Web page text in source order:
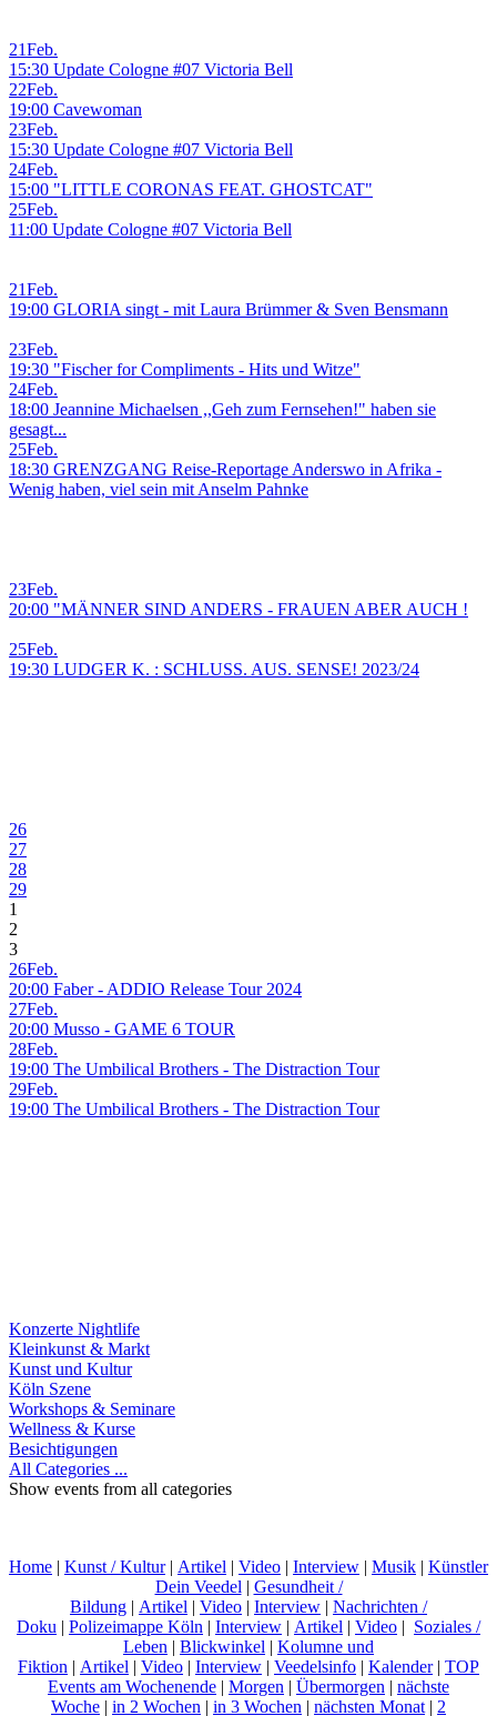
21Feb.
15:30 Update Cologne #07 Victoria Bell
22Feb.
19:00 Cavewoman
23Feb.
15:30 Update Cologne #07 Victoria Bell
24Feb.
15:00 "LITTLE CORONAS FEAT. GHOSTCAT"
25Feb.
11:00 Update Cologne #07 Victoria Bell
21Feb.
19:00 GLORIA singt - mit Laura Brümmer & Sven Bensmann
23Feb.
19:30 "Fischer for Compliments - Hits und Witze"
24Feb.
18:00 Jeannine Michaelsen ,,Geh zum Fernsehen!" haben sie
gesagt...
25Feb.
18:30 GRENZGANG Reise-Reportage Anderswo in Afrika -
Wenig haben, viel sein mit Anselm Pahnke
23Feb.
20:00 "MÄNNER SIND ANDERS - FRAUEN ABER AUCH !
25Feb.
19:30 LUDGER K. : SCHLUSS. AUS. SENSE! 2023/24
26
27
28
29
1
2
3
26Feb.
20:00 Faber - ADDIO Release Tour 2024
27Feb.
20:00 Musso - GAME 6 TOUR
28Feb.
19:00 The Umbilical Brothers - The Distraction Tour
29Feb.
19:00 The Umbilical Brothers - The Distraction Tour
Konzerte Nightlife
Kleinkunst & Markt
Kunst und Kultur
Köln Szene
Workshops & Seminare
Wellness & Kurse
Besichtigungen
All Categories ...
Show events from all categories
Home | Kunst / Kultur| Artikel | Video | Interview | Musik | Künstler
Dein Veedel | Gesundheit /
Bildung | Artikel | Video | Interview | Nachrichten /
Doku | Polizeimappe Köln | Interview | Artikel | Video | Soziales /
Leben | Blickwinkel | Kolumne und
Fiktion | Artikel | Video | Interview | Veedelsinfo | Kalender| TOP
Events am Wochenende | Morgen | Übermorgen | nächste
Woche | in 2 Wochen | in 3 Wochen | nächsten Monat | 2